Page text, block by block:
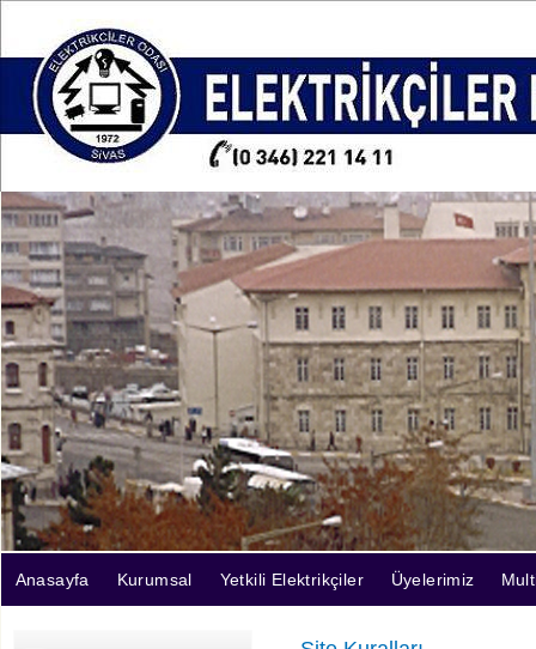
Anasayfa Kurumsal Yetkili Elektrikçiler Üyelerimiz